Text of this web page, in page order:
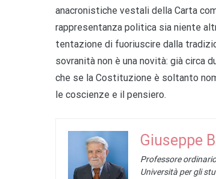
anacronistiche vestali della Carta
rappresentanza politica sia niente
tentazione di fuoriuscire dalla
sovranità non è una novità: già circa
che se la Costituzione è soltanto
le coscienze e il pensiero.
Giuseppe
Professore
Università per gli